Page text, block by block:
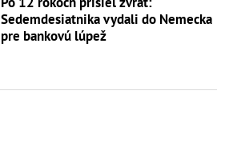
Sedemdesiatnika vydali do Nemecka
pre bankovú lúpež